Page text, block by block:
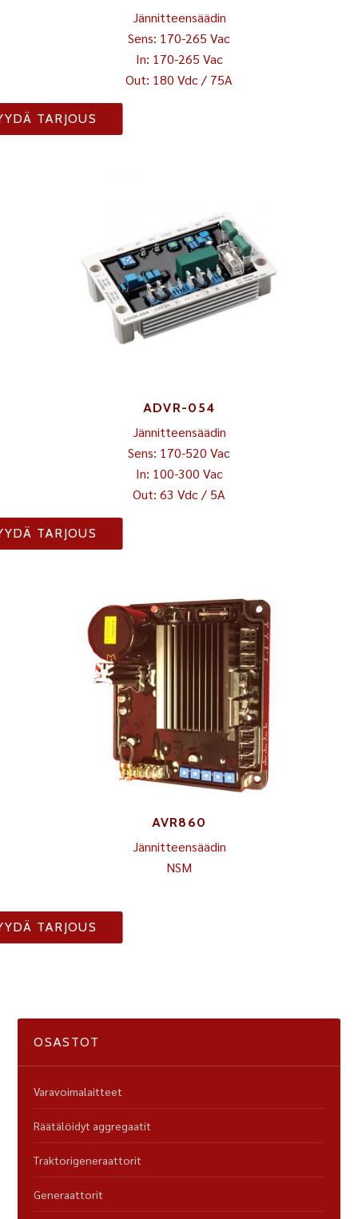
Jännitteensäädin
Sens: 170-265 Vac
In: 170-265 Vac
Out: 180 Vdc / 75A
TARJOUS
ADVR-054
Jännitteensäädin
Sens: 170-520 Vac
In: 100-300 Vac
Out: 63 Vdc / 5A
TARJOUS
AVR860
Jännitteensäädin
NSM
TARJOUS
OSASTOT
Varavoimalaitteet
Räätälöidyt aggregaatit
Traktorigeneraattorit
Generaattorit